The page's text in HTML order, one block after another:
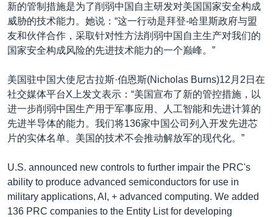
新的管制措施是为了削弱中国自主研发对美国国家安全构成
威胁的技术能力。她说：“这一行动是拜登-哈里斯政府与盟
友和伙伴合作，采取针对性方法削弱中国自主生产对我们的
国家安全构成风险的先进技术能力的一个巅峰。”
美国驻中国大使尼古拉斯·伯恩斯(Nicholas Burns)12月2日在
社交媒体平台X上发文表示：“美国宣布了新的管控措施，以
进一步削弱中国生产用于军事应用、人工智能和先进计算的
先进半导体的能力。我们将136家中国公司列入开发先进芯
片的实体名单。美国的技术不会推动解放军的现代化。”
U.S. announced new controls to further impair the PRC's
ability to produce advanced semiconductors for use in
military applications, AI, + advanced computing. We added
136 PRC companies to the Entity List for developing